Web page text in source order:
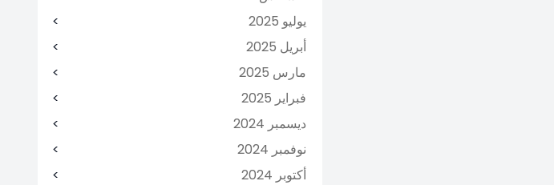
يوليو 2025
أبريل 2025
مارس 2025
فبراير 2025
ديسمبر 2024
نوفمبر 2024
أكتوبر 2024